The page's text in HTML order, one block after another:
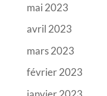
mai 2023
avril 2023
mars 2023
février 2023